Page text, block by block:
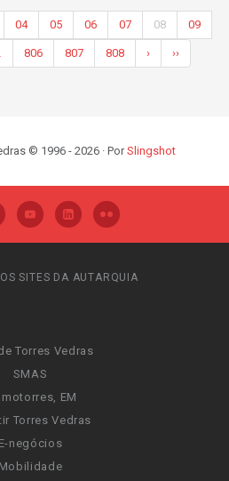
04 05 06 07 08 09
806 807 808 › ››
© 1996 - 2026 · PorSlingshot
SITES DA AUTARQUIA
Torres Vedras
SMAS
EM
Torres Vedras
E-negócios
Mobilidade